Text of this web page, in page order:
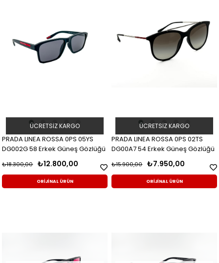
PRADA LINEA ROSSA 0PS 05YS
DG002G 58 Erkek Güneş Gözlüğü
₺12.800,00
₺18.300,00
ÜCRETSIZ KARGO
ORİJİNAL ÜRÜN
PRADA LINEA ROSSA 0PS 02TS
DG00A7 54 Erkek Güneş Gözlüğü
₺7.950,00
₺15.900,00
ÜCRETSIZ KARGO
ORİJİNAL ÜRÜN